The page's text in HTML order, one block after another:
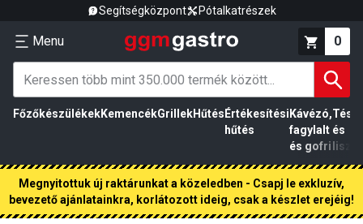
Segítségközpont Pótalkatrészek
Menu 0
FőzőkészülékekKemencékGrillekHűtés Értékesítési
hűtés
Kávézó,
fagylalt
és gofri
és
liszt
Megnyitottuk új raktárunkat a közeledben - Csapj le exkluzív,
bevezető ajánlatainkra, korlátozott ideig, csak a készlet erejéig!